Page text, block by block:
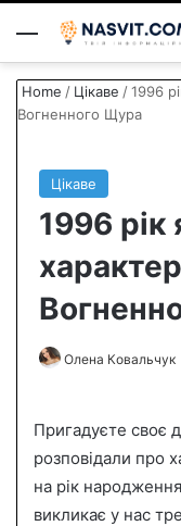
Menu
Home / Цікаве /1996
Вогненного Щура
Цікаве
1996 рік
Олена Ковальчук
e
Пригадуєте своє
розповідали про
на рік
викликає у нас